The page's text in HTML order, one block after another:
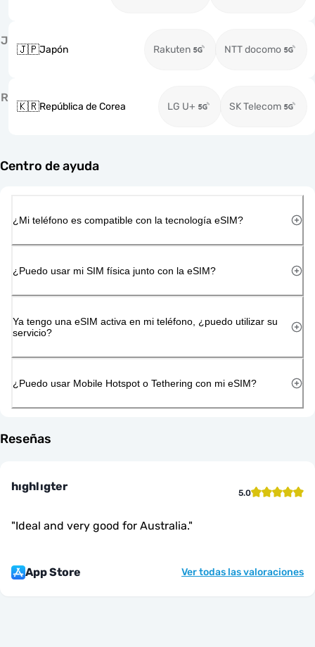
J
🇯🇵Japón Rakuten NTT docomo
R
🇰🇷República de Corea LG U+ SK Telecom
Centro de ayuda
¿Mi teléfono es compatible con la tecnología eSIM?
¿Puedo usar mi SIM física junto con la eSIM?
Ya tengo una eSIM activa en mi teléfono, ¿puedo utilizar su
servicio?
¿Puedo usar Mobile Hotspot o Tethering con mi eSIM?
Reseñas
hıghlıgter 5.0
"Ideal and very good for Australia."
App Store Ver todas las valoraciones